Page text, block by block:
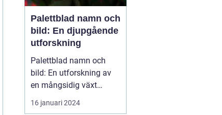
Palettblad namn och
bild: En djupgående
utforskning
Palettblad namn och
bild: En utforskning av
en mångsidig växt
Översikt över palettblad
namn och bild
16 januari 2024